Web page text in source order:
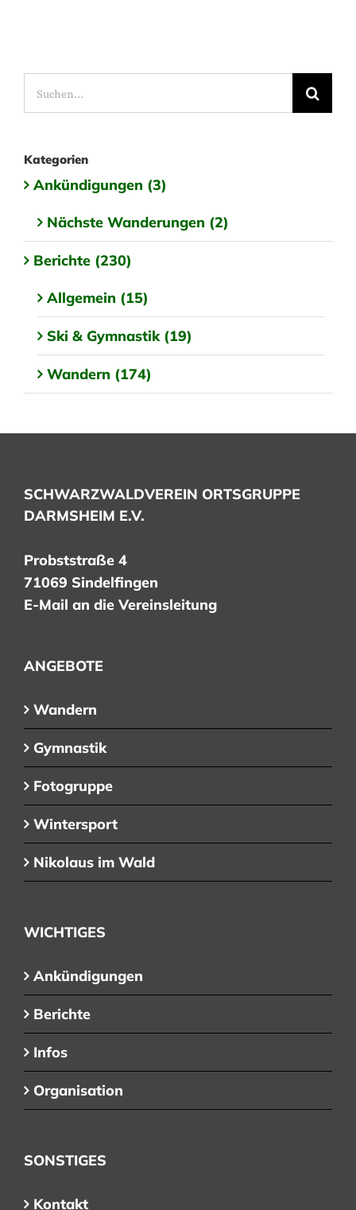
nach:
Kategorien
Ankündigungen (3)
Nächste Wanderungen (2)
Berichte (230)
Allgemein (15)
Ski & Gymnastik (19)
Wandern (174)
SCHWARZWALDVEREIN ORTSGRUPPE
DARMSHEIM E.V.
Probststraße 4
71069 Sindelfingen
E-Mail an die Vereinsleitung
ANGEBOTE
Wandern
Gymnastik
Fotogruppe
Wintersport
Nikolaus im Wald
WICHTIGES
Ankündigungen
Berichte
Infos
Organisation
SONSTIGES
Kontakt